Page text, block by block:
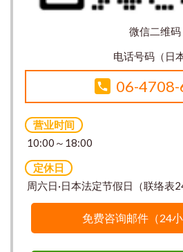
微信二维码
电话号码（日本
06-
营业时间
10:00～18:00
定休日
周六日·日本法定节假日（联络表
免费咨询邮件（24小